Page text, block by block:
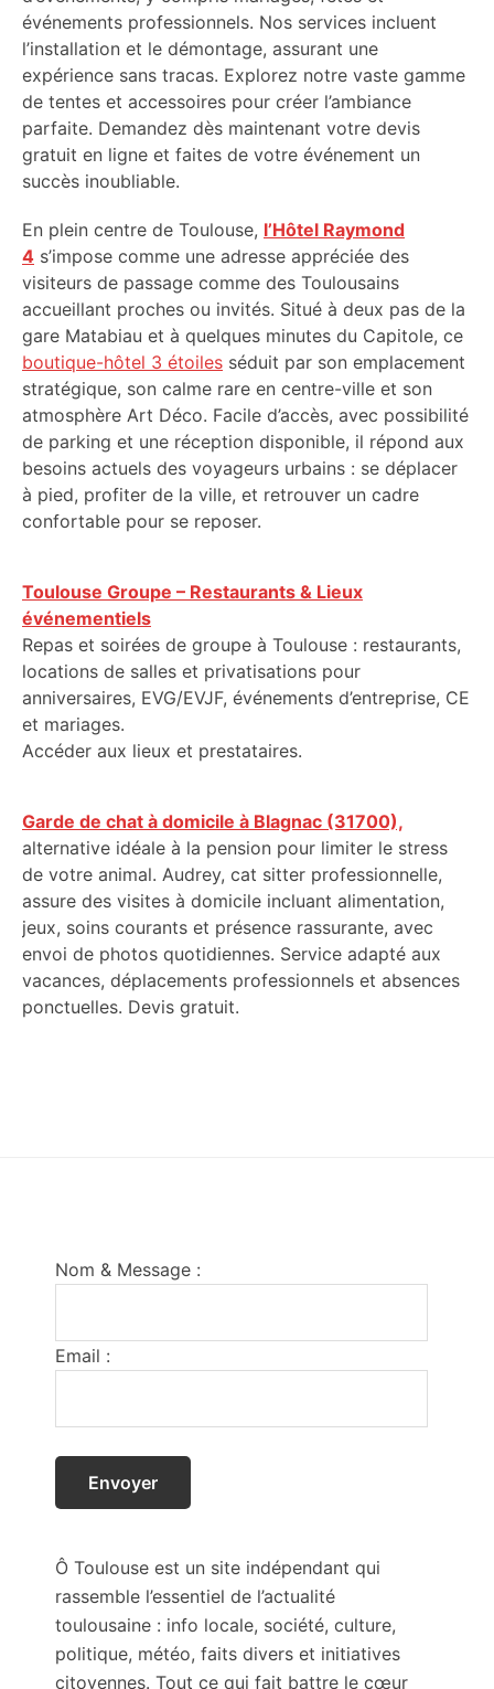
événements professionnels. Nos services incluent
l’installation et le démontage, assurant une
expérience sans tracas. Explorez notre vaste gamme
de tentes et accessoires pour créer l’ambiance
parfaite. Demandez dès maintenant votre devis
gratuit en ligne et faites de votre événement un
succès inoubliable.
En plein centre de Toulouse, l’Hôtel Raymond
4 s’impose comme une adresse appréciée des
visiteurs de passage comme des Toulousains
accueillant proches ou invités. Situé à deux pas de la
gare Matabiau et à quelques minutes du Capitole, ce
boutique-hôtel 3 étoiles séduit par son emplacement
stratégique, son calme rare en centre-ville et son
atmosphère Art Déco. Facile d’accès, avec possibilité
de parking et une réception disponible, il répond aux
besoins actuels des voyageurs urbains : se déplacer
à pied, profiter de la ville, et retrouver un cadre
confortable pour se reposer.
Toulouse Groupe – Restaurants & Lieux
événementiels
Repas et soirées de groupe à Toulouse : restaurants,
locations de salles et privatisations pour
anniversaires, EVG/EVJF, événements d’entreprise, CE
et mariages.
Accéder aux lieux et prestataires.
Garde de chat à domicile à Blagnac (31700),
alternative idéale à la pension pour limiter le stress
de votre animal. Audrey, cat sitter professionnelle,
assure des visites à domicile incluant alimentation,
jeux, soins courants et présence rassurante, avec
envoi de photos quotidiennes. Service adapté aux
vacances, déplacements professionnels et absences
ponctuelles. Devis gratuit.
Nom & Message :
Email :
Ô Toulouse est un site indépendant qui
rassemble l’essentiel de l’actualité
toulousaine : info locale, société, culture,
politique, météo, faits divers et initiatives
citoyennes. Tout ce qui fait battre le cœur